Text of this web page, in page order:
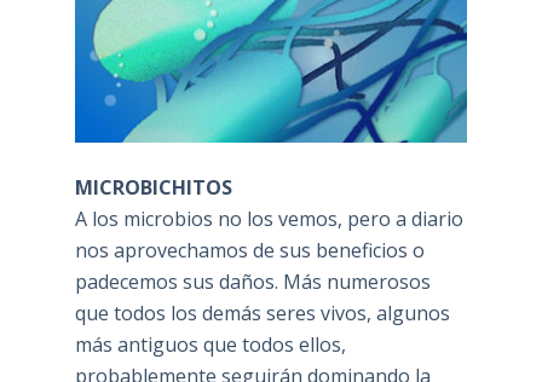
MICROBICHITOS
A los microbios no los vemos, pero a diario
nos aprovechamos de sus beneficios o
padecemos sus daños. Más numerosos
que todos los demás seres vivos, algunos
más antiguos que todos ellos,
probablemente seguirán dominando la